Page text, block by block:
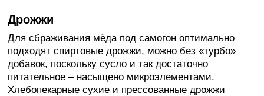
Дрожжи
Для сбраживания мёда под самогон оптимально
подходят спиртовые дрожжи, можно без «турбо»
добавок, поскольку сусло и так достаточно
питательное – насыщено микроэлементами.
Хлебопекарные сухие и прессованные дрожжи